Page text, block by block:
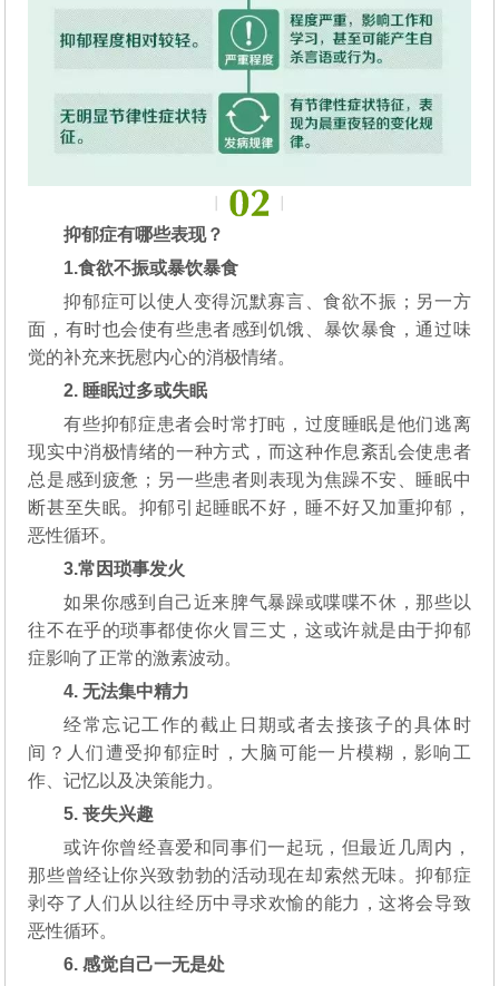
抑郁症有哪些表现？
1.食欲不振或暴饮暴食
抑郁症可以使人变得沉默寡言、食欲不振；另一方
面，有时也会使有些患者感到饥饿、暴饮暴食，通过味
觉的补充来抚慰内心的消极情绪。
2. 睡眠过多或失眠
有些抑郁症患者会时常打盹，过度睡眠是他们逃离
现实中消极情绪的一种方式，而这种作息紊乱会使患者
总是感到疲惫；另一些患者则表现为焦躁不安、睡眠中
断甚至失眠。抑郁引起睡眠不好，睡不好又加重抑郁，
恶性循环。
3.常因琐事发火
如果你感到自己近来脾气暴躁或喋喋不休，那些以
往不在乎的琐事都使你火冒三丈，这或许就是由于抑郁
症影响了正常的激素波动。
4. 无法集中精力
经常忘记工作的截止日期或者去接孩子的具体时
间？人们遭受抑郁症时，大脑可能一片模糊，影响工
作、记忆以及决策能力。
5. 丧失兴趣
或许你曾经喜爱和同事们一起玩，但最近几周内，
那些曾经让你兴致勃勃的活动现在却索然无味。抑郁症
剥夺了人们从以往经历中寻求欢愉的能力，这将会导致
恶性循环。
6. 感觉自己一无是处